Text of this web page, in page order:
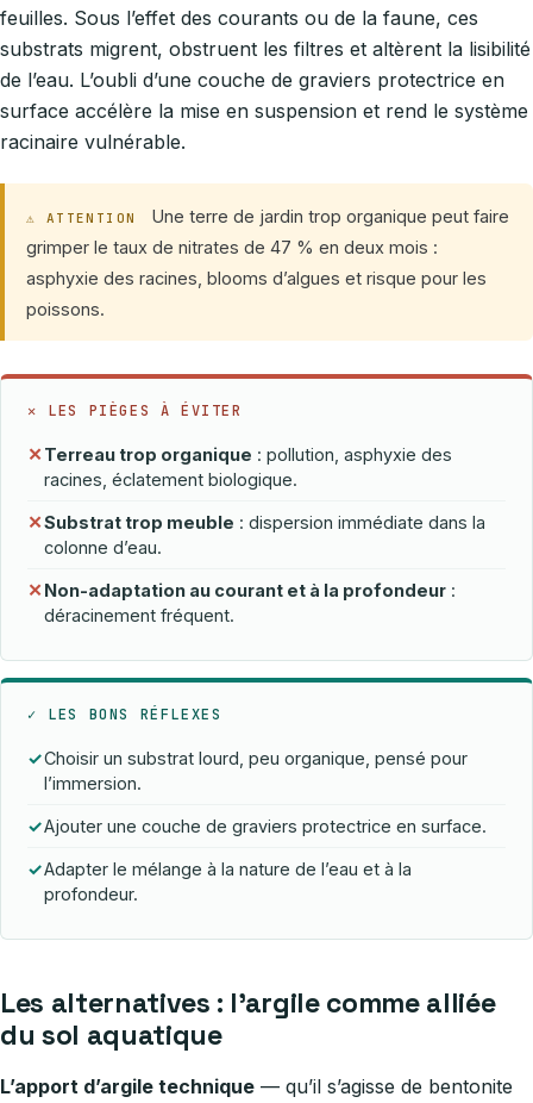
feuilles. Sous l’effet des courants ou de la faune, ces
substrats migrent, obstruent les filtres et altèrent la lisibilité
de l’eau. L’oubli d’une couche de graviers protectrice en
surface accélère la mise en suspension et rend le système
racinaire vulnérable.
⚠ ATTENTION
Une terre de jardin trop organique peut faire
grimper le taux de nitrates de 47 % en deux mois :
asphyxie des racines, blooms d’algues et risque pour les
poissons.
✕ LES PIÈGES À ÉVITER
✕Terreau trop organique : pollution, asphyxie des
racines, éclatement biologique.
✕Substrat trop meuble : dispersion immédiate dans la
colonne d’eau.
✕Non-adaptation au courant et à la profondeur :
déracinement fréquent.
✓ LES BONS RÉFLEXES
✓Choisir un substrat lourd, peu organique, pensé pour
l’immersion.
✓Ajouter une couche de graviers protectrice en surface.
✓Adapter le mélange à la nature de l’eau et à la
profondeur.
Les alternatives : l’argile comme alliée
du sol aquatique
L’apport d’argile technique — qu’il s’agisse de bentonite